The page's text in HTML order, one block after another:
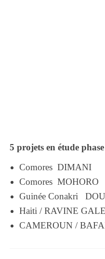
5 projets en étude
Comores DIMANI
Comores MOHORO
Guinée Conakri
Haiti / RAVINE
CAMEROUN /